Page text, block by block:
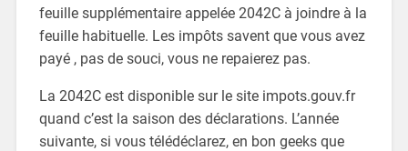
feuille supplémentaire appelée 2042C à joindre à la
feuille habituelle. Les impôts savent que vous avez
payé , pas de souci, vous ne repaierez pas.
La 2042C est disponible sur le site impots.gouv.fr
quand c’est la saison des déclarations. L’année
suivante, si vous télédéclarez, en bon geeks que